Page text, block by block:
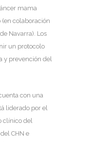
mama
colaboración
Navarra). Los
un protocolo
y prevención del
con una
liderado por el
clínico del
CHN e